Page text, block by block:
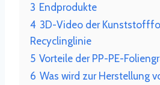
3 Endprodukte
4 3D-Video der
Recyclinglinie
5 Vorteile der PP-PE-
6 Was wird zur Herstellung